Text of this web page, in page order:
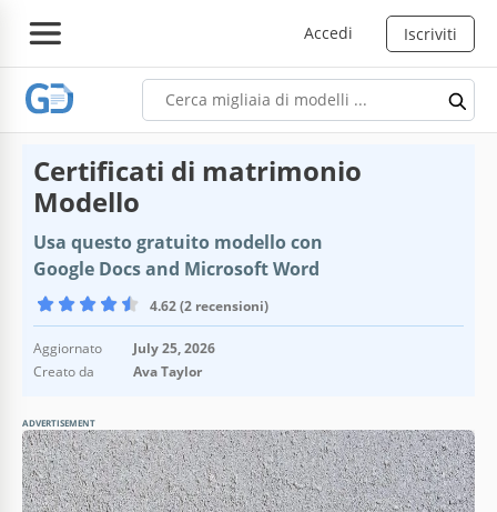
Accedi Iscriviti
Certificati di matrimonio
Modello
Usa questo gratuito modello con
Google Docs and Microsoft Word
4.62 (2 recensioni)
Aggiornato
July 25, 2026
Creato da
Ava Taylor
ADVERTISEMENT